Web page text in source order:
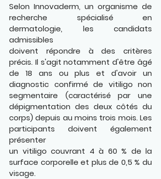
Selon Innovaderm, un organisme de
recherche spécialisé en
dermatologie, les candidats
admissibles
doivent répondre à des critères
précis. Il s'agit notamment d'être âgé
de 18 ans ou plus et d'avoir un
diagnostic confirmé de vitiligo non
segmentaire (caractérisé par une
dépigmentation des deux côtés du
corps) depuis au moins trois mois. Les
participants doivent également
présenter
un vitiligo couvrant 4 à 60 % de la
surface corporelle et plus de 0,5 % du
visage.